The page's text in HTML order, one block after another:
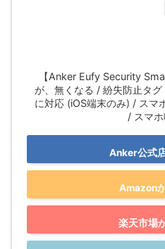
【Anker Eufy Security
が、無くなる / 紛失防止タ
に対応 (iOS端末のみ) / スマ
/ スマ
Anker公式
Amazon
楽天市場